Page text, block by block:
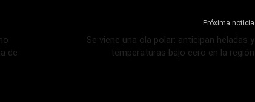
de
Próxima noticia
Se viene una ola polar: anticipan heladas y
temperaturas bajo cero en la región